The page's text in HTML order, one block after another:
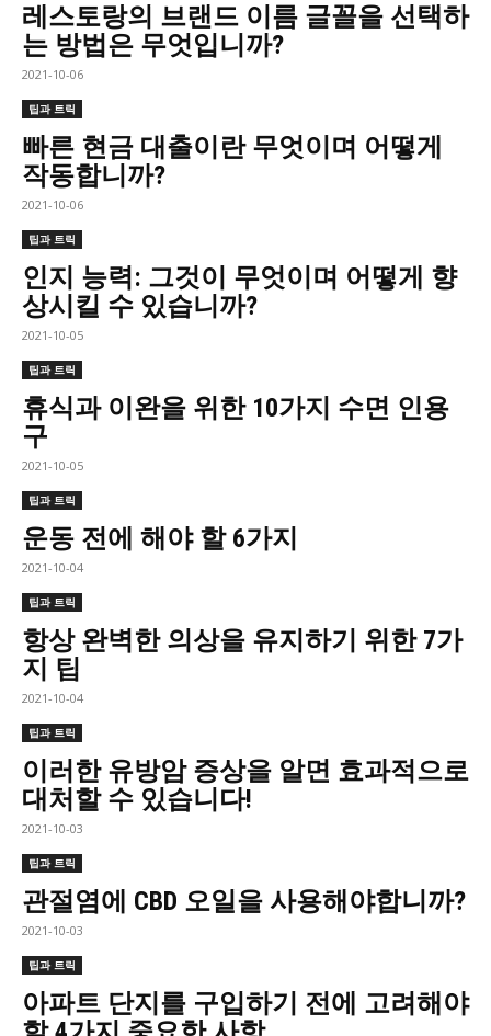
레스토랑의 브랜드 이름 글꼴을 선택하
는 방법은 무엇입니까?
2021-10-06
팁과 트릭
빠른 현금 대출이란 무엇이며 어떻게
작동합니까?
2021-10-06
팁과 트릭
인지 능력: 그것이 무엇이며 어떻게 향
상시킬 수 있습니까?
2021-10-05
팁과 트릭
휴식과 이완을 위한 10가지 수면 인용
구
2021-10-05
팁과 트릭
운동 전에 해야 할 6가지
2021-10-04
팁과 트릭
항상 완벽한 의상을 유지하기 위한 7가
지 팁
2021-10-04
팁과 트릭
이러한 유방암 증상을 알면 효과적으로
대처할 수 있습니다!
2021-10-03
팁과 트릭
관절염에 CBD 오일을 사용해야합니까?
2021-10-03
팁과 트릭
아파트 단지를 구입하기 전에 고려해야